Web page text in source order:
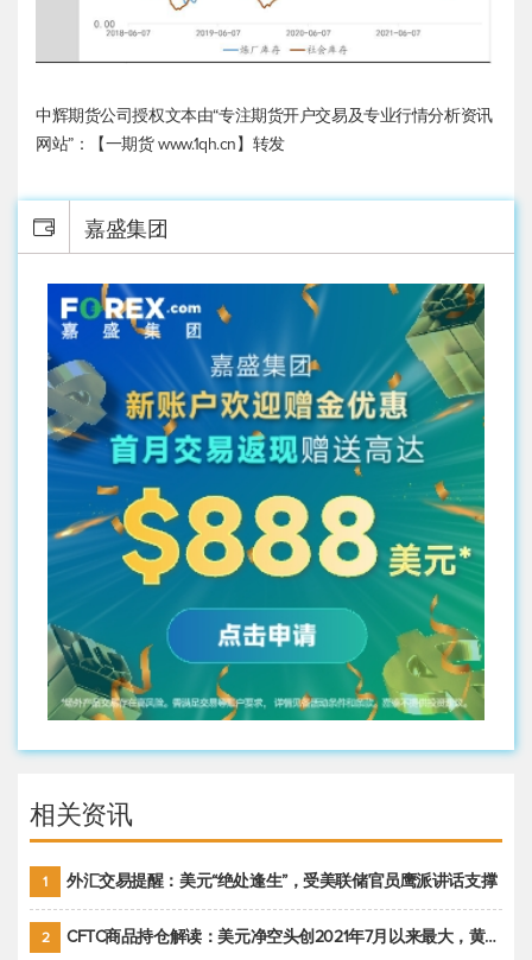
中辉期货公司授权文本由“专注期货开户交易及专业行情分析资讯
网站”：【一期货 www.1qh.cn】转发
嘉盛集团
相关资讯
1 外汇交易提醒：美元“绝处逢生”，受美联储官员鹰派讲话支撑
2 CFTC商品持仓解读：美元净空头创2021年7月以来最大，黄金期货投机性净多头头寸减少